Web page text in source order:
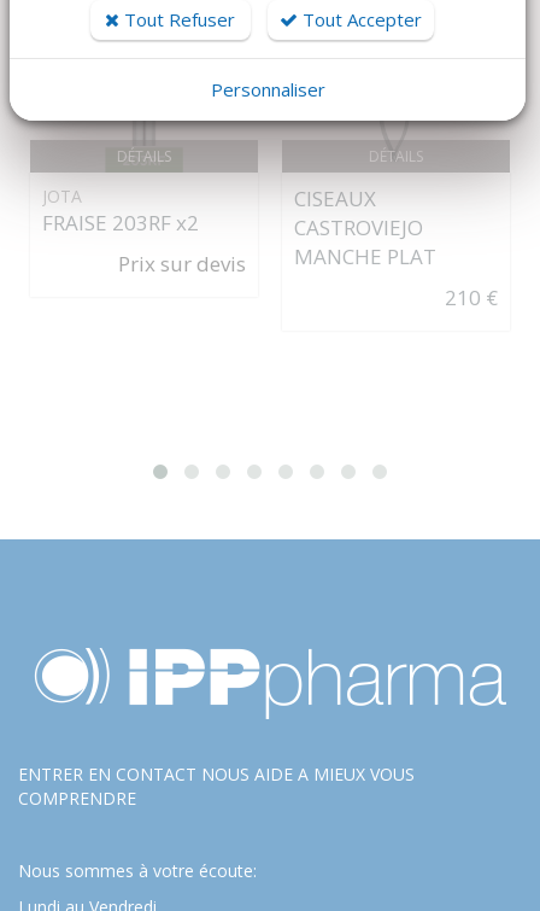
DÉTAILS
JOTA
FRAISE 203RF x2
Prix sur devis
DÉTAILS
CISEAUX
CASTROVIEJO
MANCHE PLAT
210 €
ENTRER EN CONTACT NOUS AIDE A MIEUX VOUS
COMPRENDRE
Nous sommes à votre écoute:
Lundi au Vendredi
Tout Refuser Tout Accepter
Personnaliser